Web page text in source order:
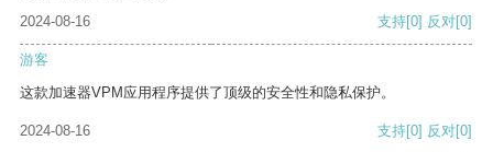
2024-08-16
支持[0] 反对[0]
游客
这款加速器VPM应用程序提供了顶级的安全性和隐私保护。
2024-08-16 支持[0] 反对[0]